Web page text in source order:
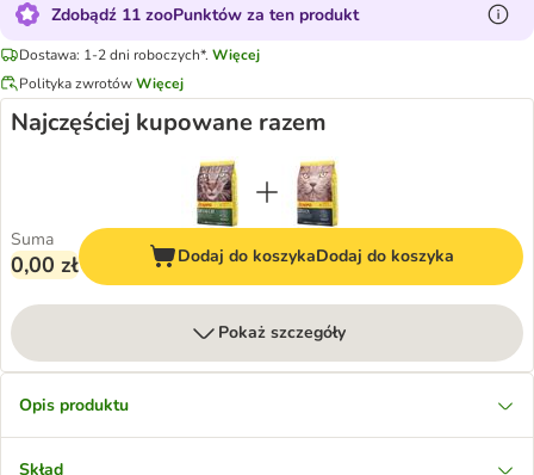
Zdobądź 11 zooPunktów za ten produkt
Dostawa: 1-2 dni roboczych*. Więcej
Polityka zwrotówWięcej
Najczęściej kupowane razem
Suma
0,00 zł Dodaj do koszykaDodaj do koszyka
Pokaż szczegóły
Opis produktu
Skład